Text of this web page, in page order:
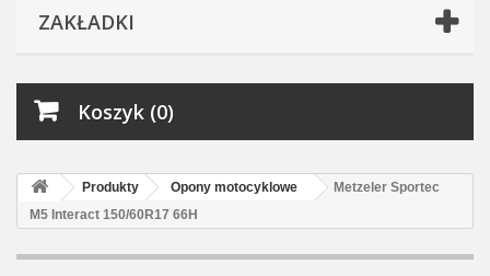
ZAKŁADKI
Koszyk (0)
Produkty Opony motocyklowe
Metzeler Sportec
M5 Interact 150/60R17 66H